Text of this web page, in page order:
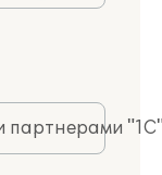
партнерами